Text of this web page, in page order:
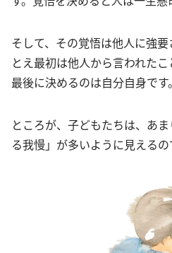
そして、その覚悟は他人に強
とえ最初は他人から言われたこ
最後に決めるのは自分自身です。
ところが、子どもたちは、あ
る我慢」が多いように見えるの